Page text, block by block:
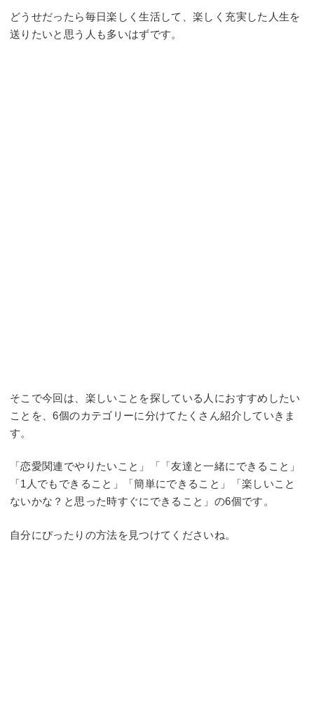
どうせだったら毎日楽しく生活して、楽しく充実した人生を
送りたいと思う人も多いはずです。
そこで今回は、楽しいことを探している人におすすめしたい
ことを、6個のカテゴリーに分けてたくさん紹介していきま
す。
「恋愛関連でやりたいこと」「「友達と一緒にできること」
「1人でもできること」「簡単にできること」「楽しいこと
ないかな？と思った時すぐにできること」の6個です。
自分にぴったりの方法を見つけてくださいね。